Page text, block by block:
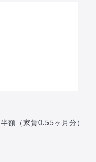
額（家賃0.55ヶ月分）